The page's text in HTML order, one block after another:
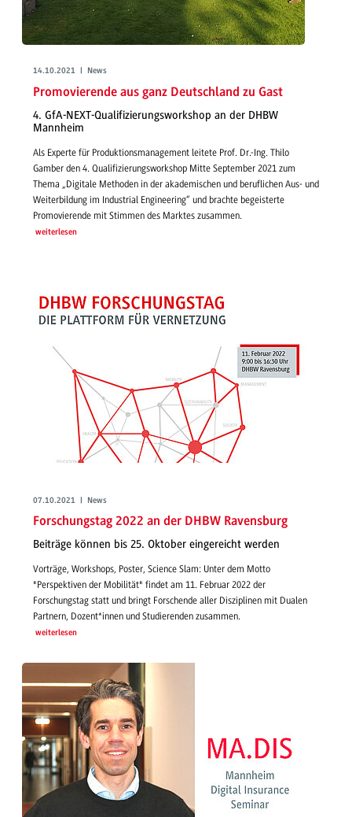
14.10.2021 | News
Promovierende aus ganz Deutschland zu Gast
4. GfA-NEXT-Qualifizierungsworkshop an der DHBW
Mannheim
Als Experte für Produktionsmanagement leitete Prof. Dr.-Ing. Thilo
Gamber den 4. Qualifizierungsworkshop Mitte September 2021 zum
Thema „Digitale Methoden in der akademischen und beruflichen Aus- und
Weiterbildung im Industrial Engineering“ und brachte begeisterte
Promovierende mit Stimmen des Marktes zusammen.
weiterlesen
07.10.2021 | News
Forschungstag 2022 an der DHBW Ravensburg
Beiträge können bis 25. Oktober eingereicht werden
Vorträge, Workshops, Poster, Science Slam: Unter dem Motto
"Perspektiven der Mobilität" findet am 11. Februar 2022 der
Forschungstag statt und bringt Forschende aller Disziplinen mit Dualen
Partnern, Dozent*innen und Studierenden zusammen.
weiterlesen